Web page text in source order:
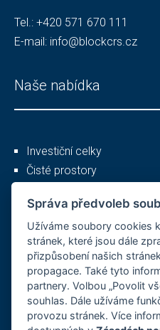
Tel.: +420 571 670 111
E-mail: info@blockcrs.cz
Naše nabídka
Investiční celky
Čisté prostory
Ostatní
O společnosti
Kariéra
Správa předvoleb
Užíváme soubory cookies
stránek, které jsou dále
přizpůsobení našich
propagace. Také tyto
partnery. Volbou „Povolit
souhlas. Dále užíváme
provozu stránek. Více